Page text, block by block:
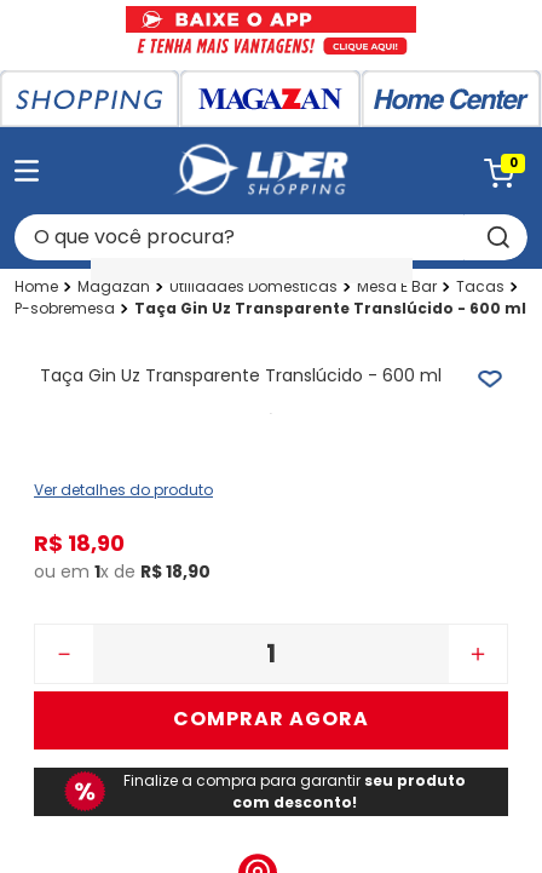
0
O que você procura?
Magazan Utilidades Domesticas Mesa E Bar
Tacas
P-sobremesa
Taça Gin Uz Transparente Translúcido - 600 ml
Taça Gin Uz Transparente Translúcido - 600 ml
Ver detalhes do produto
R$ 18,90
ou em 1x de R$18,90
＋
－
COMPRAR AGORA
Finalize a compra para garantir seu produto
com desconto!